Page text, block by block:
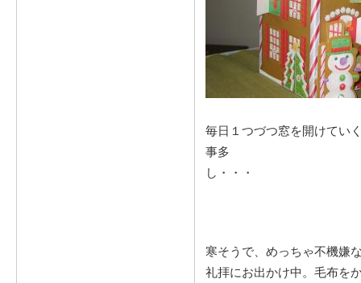
毎日１つづつ窓を開けてい
事多
寒そうで、めっちゃ不機嫌
礼拝にお出かけ中。毛布を